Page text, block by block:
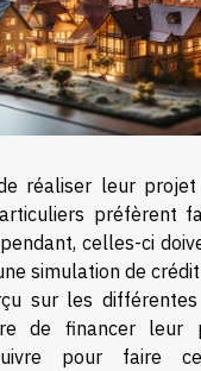
réaliser leur projet
préfèrent
celles-ci
simulation de
sur les
de financer leur
pour faire